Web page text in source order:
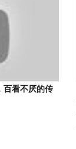
百看不厌的传